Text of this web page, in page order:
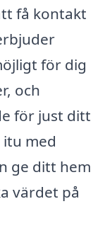
få kontakt
för dig
och
för just ditt
med
ge ditt hem
värdet på